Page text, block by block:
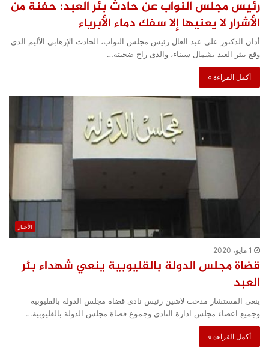
رئيس مجلس النواب عن حادث بئر العبد: حفنة من
الأشرار لا يعنيها إلا سفك دماء الأبرياء
أدان الدكتور على عبد العال رئيس مجلس النواب، الحادث الإرهابي الأليم الذي
وقع ببئر العبد بشمال سيناء، والذى راح ضحيته…
أكمل القراءة »
الأخبار
1 مايو، 2020
قضاة مجلس الدولة بالقليوبية ينعي شهداء بئر
العبد
ينعى المستشار مدحت لاشين رئيس نادى قضاة مجلس الدولة بالقليوبية
وجميع اعضاء مجلس ادارة النادى وجموع قضاة مجلس الدولة بالقليوبية…
أكمل القراءة »